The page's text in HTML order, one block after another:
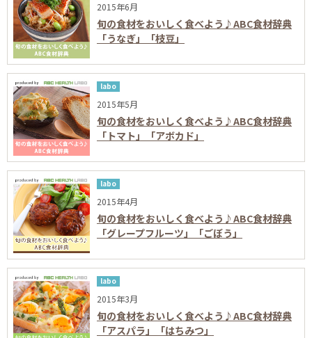
2015年6月
旬の食材をおいしく食べよう♪ABC食材辞典
「うなぎ」「枝豆」
labo
2015年5月
旬の食材をおいしく食べよう♪ABC食材辞典
「トマト」「アボカド」
labo
2015年4月
旬の食材をおいしく食べよう♪ABC食材辞典
「グレープフルーツ」「ごぼう」
labo
2015年3月
旬の食材をおいしく食べよう♪ABC食材辞典
「アスパラ」「はちみつ」